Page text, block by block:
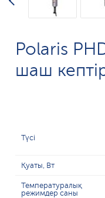
Polaris
шаш
Түсі
Қуаты, Вт
Температуралық
режимдер саны